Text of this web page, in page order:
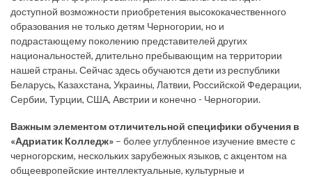
доступной возможности приобретения высококачественного
образования не только детям Черногории, но и
подрастающему поколению представителей других
национальностей, длительно пребывающим на территории
нашей страны. Сейчас здесь обучаются дети из республики
Беларусь, Казахстана, Украины, Латвии, Российской Федерации,
Сербии, Турции, США, Австрии и конечно - Черногории.
Важным элементом отличительной специфики обучения в
«Адриатик Колледж» – более углубленное изучение вместе с
черногорским, нескольких зарубежных языков, с акцентом на
общеевропейские интеллектуальные, культурные и